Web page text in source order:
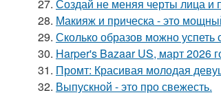
27. Создай не меняя черты лица и
28. Макияж и прическа - это
29. Сколько образов можно успеть
30. Harper's Bazaar US, март 2026
31. Промт: Красивая молодая
32. Выпускной - это про свежесть.